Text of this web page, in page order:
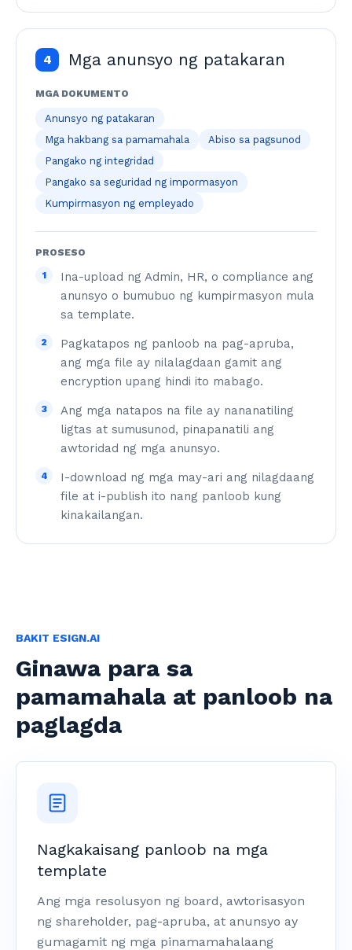
4 Mga anunsyo ng patakaran
MGA DOKUMENTO
Anunsyo ng patakaran
Mga hakbang sa pamamahala
Abiso sa pagsunod
Pangako ng integridad
Pangako sa seguridad ng impormasyon
Kumpirmasyon ng empleyado
PROSESO
1
Ina-upload ng Admin, HR, o compliance ang
anunsyo o bumubuo ng kumpirmasyon mula
sa template.
2
Pagkatapos ng panloob na pag-apruba,
ang mga file ay nilalagdaan gamit ang
encryption upang hindi ito mabago.
3
Ang mga natapos na file ay nananatiling
ligtas at sumusunod, pinapanatili ang
awtoridad ng mga anunsyo.
4
I-download ng mga may-ari ang nilagdaang
file at i-publish ito nang panloob kung
kinakailangan.
BAKIT ESIGN.AI
Ginawa para sa
pamamahala at panloob na
paglagda
Nagkakaisang panloob na mga
template
Ang mga resolusyon ng board, awtorisasyon
ng shareholder, pag-apruba, at anunsyo ay
gumagamit ng mga pinamamahalaang